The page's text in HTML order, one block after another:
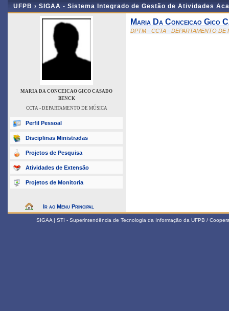
UFPB › SIGAA - Sistema Integrado de Gestão de Atividades
MARIA DA CONCEICAO GICO CASADO
BENCK
CCTA - DEPARTAMENTO DE MÚSICA
Perfil Pessoal
Disciplinas Ministradas
Projetos de Pesquisa
Atividades de Extensão
Projetos de Monitoria
Ir ao Menu Principal
Maria Da Conceicao Gico
DPTM - CCTA - DEPARTAMENTO DE
SIGAA | STI - Superintendência de Tecnologia da Informação da UFPB /